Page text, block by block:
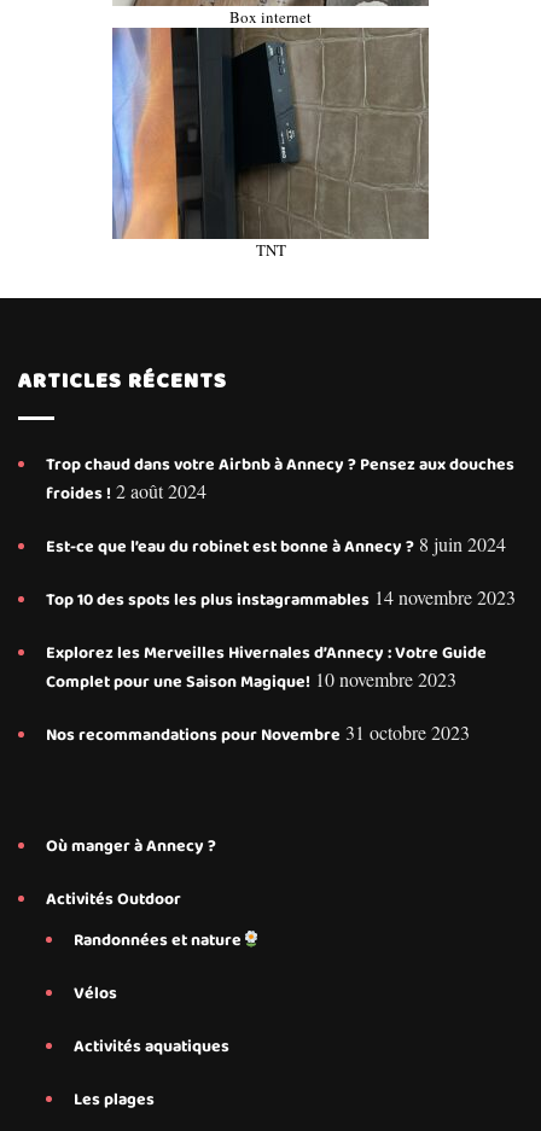
Box internet
TNT
ARTICLES RÉCENTS
Trop chaud dans votre Airbnb à Annecy ? Pensez aux douches
froides ! 2 août 2024
Est-ce que l’eau du robinet est bonne à Annecy ? 8 juin 2024
Top 10 des spots les plus instagrammables 14 novembre 2023
Explorez les Merveilles Hivernales d’Annecy : Votre Guide
Complet pour une Saison Magique! 10 novembre 2023
Nos recommandations pour Novembre 31 octobre 2023
Où manger à Annecy ?
Activités Outdoor
Randonnées et nature
Vélos
Activités aquatiques
Les plages